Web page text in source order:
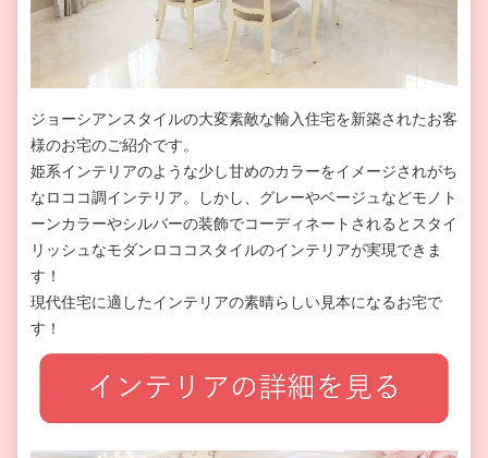
ジョーシアンスタイルの大変素敵な輸入住宅を新築されたお客
様のお宅のご紹介です。
姫系インテリアのような少し甘めのカラーをイメージされがち
なロココ調インテリア。しかし、グレーやベージュなどモノト
ーンカラーやシルバーの装飾でコーディネートされるとスタイ
リッシュなモダンロココスタイルのインテリアが実現できま
す！
現代住宅に適したインテリアの素晴らしい見本になるお宅で
す！